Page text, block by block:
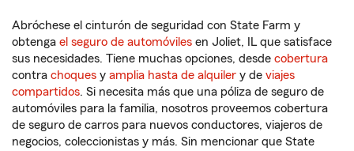
Abróchese el cinturón de seguridad con State Farm y
obtenga el seguro de automóviles en Joliet, IL que satisface
sus necesidades. Tiene muchas opciones, desde cobertura
contra choques y amplia hasta de alquiler y de viajes
compartidos. Si necesita más que una póliza de seguro de
automóviles para la familia, nosotros proveemos cobertura
de seguro de carros para nuevos conductores, viajeros de
negocios, coleccionistas y más. Sin mencionar que State